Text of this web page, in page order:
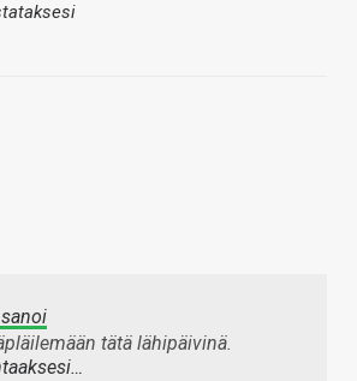
tätä lähipäivinä.